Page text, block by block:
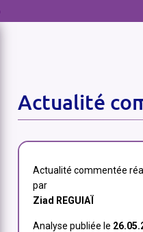
Actualité
Actualité commentée
par
Ziad REGUIAÏ
Analyse publiée le